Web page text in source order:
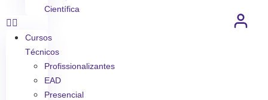
Científica
Cursos
Técnicos
Profissionalizantes
EAD
Presencial